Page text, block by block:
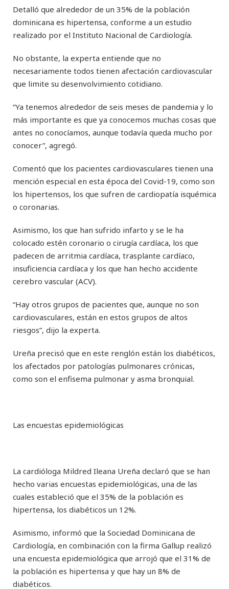
Detalló que alrededor de un 35% de la población
dominicana es hipertensa, conforme a un estudio
realizado por el Instituto Nacional de Cardiología.
No obstante, la experta entiende que no
necesariamente todos tienen afectación cardiovascular
que limite su desenvolvimiento cotidiano.
“Ya tenemos alrededor de seis meses de pandemia y lo
más importante es que ya conocemos muchas cosas que
antes no conocíamos, aunque todavía queda mucho por
conocer”, agregó.
Comentó que los pacientes cardiovasculares tienen una
mención especial en esta época del Covid-19, como son
los hipertensos, los que sufren de cardiopatía isquémica
o coronarias.
Asimismo, los que han sufrido infarto y se le ha
colocado estén coronario o cirugía cardíaca, los que
padecen de arritmia cardíaca, trasplante cardíaco,
insuficiencia cardíaca y los que han hecho accidente
cerebro vascular (ACV).
“Hay otros grupos de pacientes que, aunque no son
cardiovasculares, están en estos grupos de altos
riesgos”, dijo la experta.
Ureña precisó que en este renglón están los diabéticos,
los afectados por patologías pulmonares crónicas,
como son el enfisema pulmonar y asma bronquial.
Las encuestas epidemiológicas
La cardióloga Mildred Ileana Ureña declaró que se han
hecho varias encuestas epidemiológicas, una de las
cuales estableció que el 35% de la población es
hipertensa, los diabéticos un 12%.
Asimismo, informó que la Sociedad Dominicana de
Cardiología, en combinación con la firma Gallup realizó
una encuesta epidemiológica que arrojó que el 31% de
la población es hipertensa y que hay un 8% de
diabéticos.